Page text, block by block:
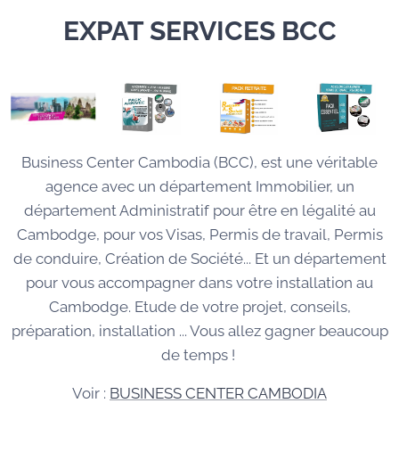
EXPAT SERVICES BCC
Business Center Cambodia (BCC), est une véritable
agence avec un département Immobilier, un
département Administratif pour être en légalité au
Cambodge, pour vos Visas, Permis de travail, Permis
de conduire, Création de Société... Et un département
pour vous accompagner dans votre installation au
Cambodge. Etude de votre projet, conseils,
préparation, installation ... Vous allez gagner beaucoup
de temps !
Voir : BUSINESS CENTER CAMBODIA